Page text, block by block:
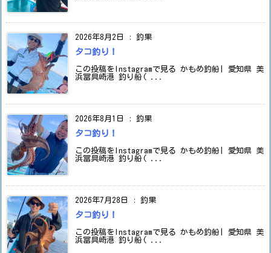
2026年8月2日 : 釣果
タコ釣り！
この投稿をInstagramで見る かもめ釣船| 愛知県 美
浜冨具崎港 釣り船( ...
2026年8月1日 : 釣果
タコ釣り！
この投稿をInstagramで見る かもめ釣船| 愛知県 美
浜冨具崎港 釣り船( ...
2026年7月28日 : 釣果
タコ釣り！
この投稿をInstagramで見る かもめ釣船| 愛知県 美
浜冨具崎港 釣り船( ...